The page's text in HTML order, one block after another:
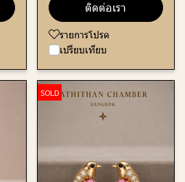
ติดต่อเรา
รายการโปรด
เปรียบเทียบ
SOLD